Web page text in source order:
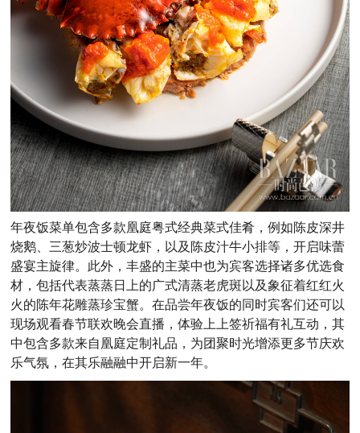
年夜饭菜单包含多款凰庭粤式经典菜式佳肴，例如陈皮深井
烧鹅、三葱炒波士顿龙虾，以及陈皮汁牛小排等，开启味蕾
盛宴主旋律。此外，丰盛的主菜中也为宾客选择诸多优选食
材，包括代表蒸蒸日上的广式清蒸老虎斑以及象征着红红火
火的陈年花雕蒸珍宝蟹。在品尝年夜饭的同时宾客们还可以
现场观看春节联欢晚会直播，体验上上签祈福有礼互动，其
中包含多款来自凰庭定制礼品，为团聚时光增添更多节庆欢
乐气氛，在其乐融融中开启新一年。